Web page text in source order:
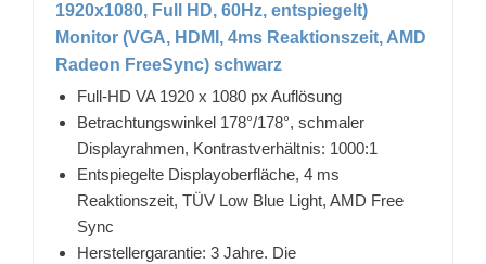
1920x1080, Full HD, 60Hz, entspiegelt)
Monitor (VGA, HDMI, 4ms Reaktionszeit, AMD
Radeon FreeSync) schwarz
Full-HD VA 1920 x 1080 px Auflösung
Betrachtungswinkel 178°/178°, schmaler
Displayrahmen, Kontrastverhältnis: 1000:1
Entspiegelte Displayoberfläche, 4 ms
Reaktionszeit, TÜV Low Blue Light, AMD Free
Sync
Herstellergarantie: 3 Jahre. Die